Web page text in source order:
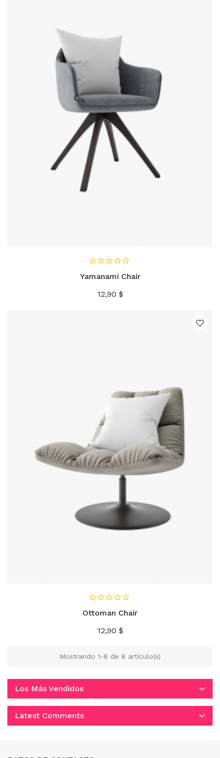
Yamanami Chair
Precio
12,90 $
Ottoman Chair
Precio
12,90 $
Mostrando 1-8 de 8 artículo(s)
Los Más Vendidos
Latest Comments